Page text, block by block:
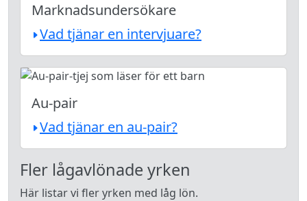
Marknadsundersökare
Vad tjänar en intervjuare?
Au-pair
Vad tjänar en au-pair?
Fler lågavlönade yrken
Här listar vi fler yrken med låg lön.